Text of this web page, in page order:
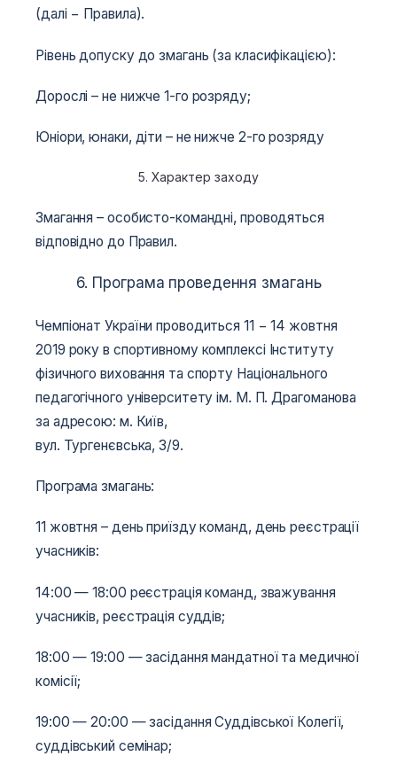
(далі − Правила).
Рівень допуску до змагань (за класифікацією):
Дорослі – не нижче 1-го розряду;
Юніори, юнаки, діти – не нижче 2-го розряду
5. Характер заходу
Змагання – особисто-командні, проводяться
відповідно до Правил.
6. Програма проведення змагань
Чемпіонат України проводиться 11 − 14 жовтня
2019 року в спортивному комплексі Інституту
фізичного виховання та спорту Національного
педагогічного університету ім. М. П. Драгоманова
за адресою: м. Київ,
вул. Тургенєвська, 3/9.
Програма змагань:
11 жовтня – день приїзду команд, день реєстрації
учасників:
14:00 — 18:00 реєстрація команд, зважування
учасників, реєстрація суддів;
18:00 — 19:00 — засідання мандатної та медичної
комісії;
19:00 — 20:00 — засідання Суддівської Колегії,
суддівський семінар;